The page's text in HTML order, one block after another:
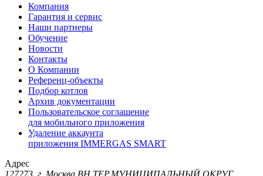
Компания
Гарантия и сервис
Наши партнеры
Обучение
Новости
Контакты
О Компании
Референц-объекты
Подбор котлов
Архив документации
Пользовательское соглашение
для мобильного приложения
Удаление аккаунта
приложения IMMERGAS SMART
Адрес
127273, г. Москва ВН.ТЕР.МУНИЦИПАЛЬНЫЙ ОКРУГ